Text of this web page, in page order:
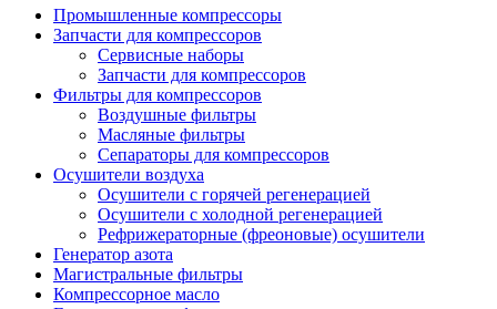
Промышленные компрессоры
Запчасти для компрессоров
Сервисные наборы
Запчасти для компрессоров
Фильтры для компрессоров
Воздушные фильтры
Масляные фильтры
Сепараторы для компрессоров
Осушители воздуха
Осушители с горячей регенерацией
Осушители с холодной регенерацией
Рефрижераторные (фреоновые) осушители
Генератор азота
Магистральные фильтры
Компрессорное масло